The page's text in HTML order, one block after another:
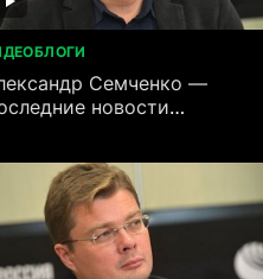
Семченко —
новости